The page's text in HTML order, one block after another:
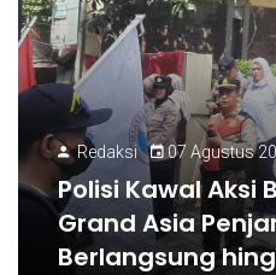
Redaksi 07 Agustus
Polisi Kawal Aksi
Grand Asia
Berlangsung